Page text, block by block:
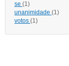
se (1)
unanimidade (1)
votos (1)